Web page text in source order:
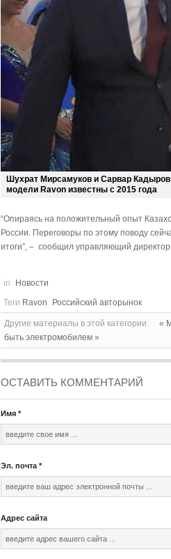
Шухрат Мирсамуков и Сарвар
модели Ravon известны с 2015 года
“Опираясь на положительный опыт
России. Переговоры по этому поводу
итоги”, – сообщил управляющий
in
Новости
Теги Ravon Российский авторынок
Другие материалы в этой категории: «
быть электромобилем »
ОСТАВИТЬ КОММЕНТАРИЙ
Имя *
Эл. почта *
Адрес сайта